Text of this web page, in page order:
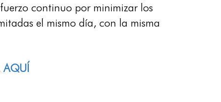
continuo por minimizar los
el mismo día, con la misma
AQUÍ